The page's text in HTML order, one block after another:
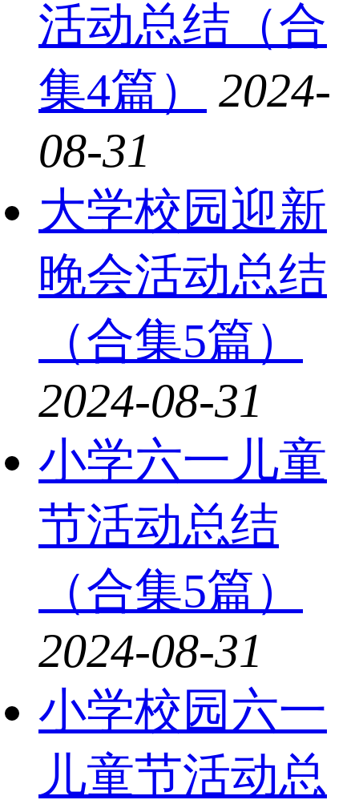
活动总结（合
集4篇）
2024-
08-31
大学校园迎新
晚会活动总结
（合集5篇）
2024-08-31
小学六一儿童
节活动总结
（合集5篇）
2024-08-31
小学校园六一
儿童节活动总